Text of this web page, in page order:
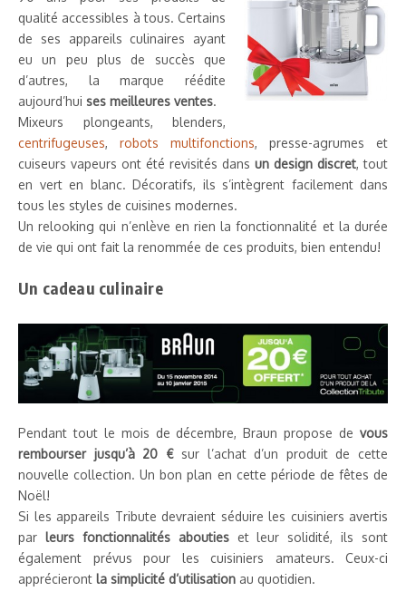
qualité accessibles à tous. Certains
de ses appareils culinaires ayant
eu un peu plus de succès que
d’autres, la marque réédite
aujourd’hui ses meilleures ventes.
Mixeurs plongeants, blenders,
centrifugeuses, robots multifonctions, presse-agrumes et
cuiseurs vapeurs ont été revisités dans un design discret, tout
en vert en blanc. Décoratifs, ils s’intègrent facilement dans
tous les styles de cuisines modernes.
Un relooking qui n’enlève en rien la fonctionnalité et la durée
de vie qui ont fait la renommée de ces produits, bien entendu!
Un cadeau culinaire
Pendant tout le mois de décembre, Braun propose de vous
rembourser jusqu’à 20 €sur l’achat d’un produit de cette
nouvelle collection. Un bon plan en cette période de fêtes de
Noël!
Si les appareils Tribute devraient séduire les cuisiniers avertis
par leurs fonctionnalités aboutieset leur solidité, ils sont
également prévus pour les cuisiniers amateurs. Ceux-ci
apprécieront la simplicité d’utilisation au quotidien.